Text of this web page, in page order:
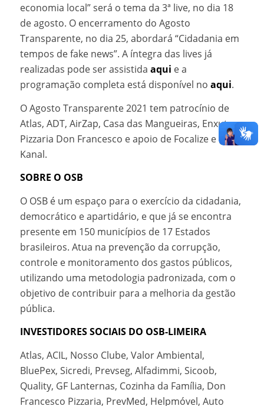
economia local” será o tema da 3ª live, no dia 18
de agosto. O encerramento do Agosto
Transparente, no dia 25, abordará “Cidadania em
tempos de fake news”. A íntegra das lives já
realizadas pode ser assistida aqui e a
programação completa está disponível no aqui.
O Agosto Transparente 2021 tem patrocínio de
Atlas, ADT, AirZap, Casa das Mangueiras, Enxuto e
Pizzaria Don Francesco e apoio de Focalize e
Kanal.
SOBRE O OSB
O OSB é um espaço para o exercício da cidadania,
democrático e apartidário, e que já se encontra
presente em 150 municípios de 17 Estados
brasileiros. Atua na prevenção da corrupção,
controle e monitoramento dos gastos públicos,
utilizando uma metodologia padronizada, com o
objetivo de contribuir para a melhoria da gestão
pública.
INVESTIDORES SOCIAIS DO OSB-LIMEIRA
Atlas, ACIL, Nosso Clube, Valor Ambiental,
BluePex, Sicredi, Prevseg, Alfadimmi, Sicoob,
Quality, GF Lanternas, Cozinha da Família, Don
Francesco Pizzaria, PrevMed, Helpmóvel, Auto